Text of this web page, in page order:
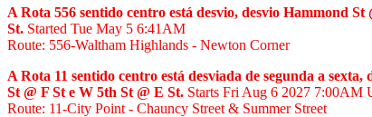
A Rota 556 sentido centro está desvio, desvio Hammond
St. Started Tue May 5 6:41AM
Route: 556-Waltham Highlands - Newton Corner
A Rota 11 sentido centro está desviada de segunda a
St @ F St e W 5th St @ E St. Starts Fri Aug 6 2027 7:00AM
Route: 11-City Point - Chauncy Street & Summer Street